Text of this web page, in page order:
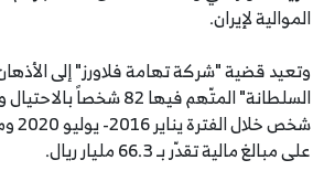
الموالية لإيران.
وتعيد قضية "شركة تهامة فلاورز" إلى
على مبالغ مالية تقدّر بـ 66.3 مليار ريال.